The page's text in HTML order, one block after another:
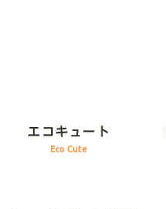
エコキュート
Eco Cute